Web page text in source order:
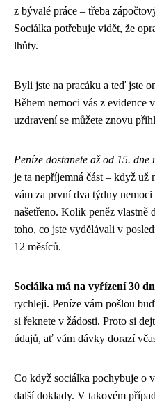
z bývalé práce – třeba
Sociálka potřebuje vidět, že
lhůty.
Byli jste na pracáku a teď jste
Během nemoci vás z evidence
uzdravení se můžete znovu
Peníze dostanete až od 15. dne
je ta nepříjemná část – když už
vám za první dva týdny
našetřeno. Kolik peněz vlastně
toho, co jste vydělávali v
12 měsíců.
Sociálka má na vyřízení 30
rychleji. Peníze vám pošlou
si řeknete v žádosti. Proto si
údajů, ať vám dávky dorazí
Co když sociálka pochybuje o
další doklady. V takovém